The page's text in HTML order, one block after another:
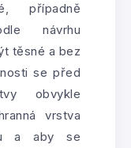
případně
návrhu
těsné a bez
se před
obvykle
vrstva
a aby se